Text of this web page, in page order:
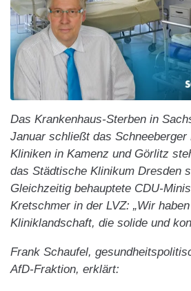
Das Krankenhaus-Sterben in
Januar schließt das Schneeberger
Kliniken in Kamenz und Görlitz
das Städtische Klinikum Dresden
Gleichzeitig behauptete CDU-
Kretschmer in der LVZ: „Wir
Kliniklandschaft, die solide und
Frank Schaufel,
AfD-Fraktion, erklärt: